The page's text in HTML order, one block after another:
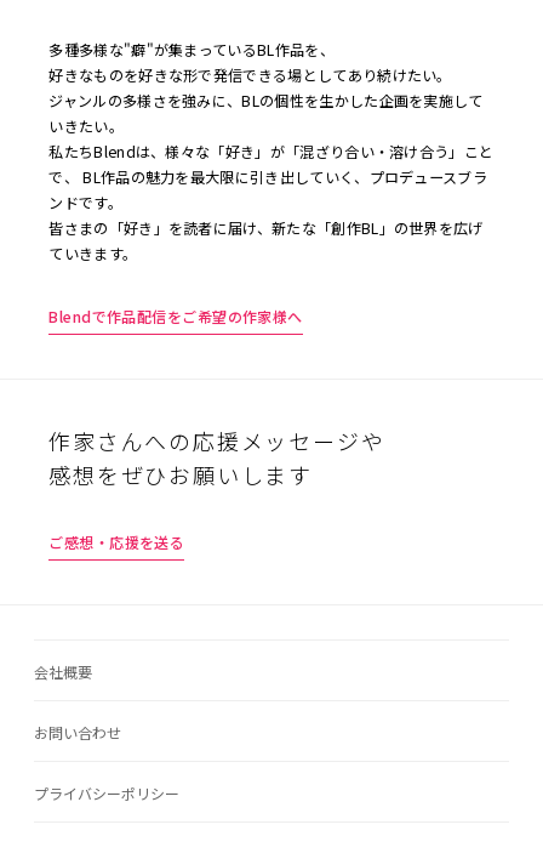
多種多様な"癖"が集まっているBL作品を、
好きなものを好きな形で発信できる場としてあり続けたい。
ジャンルの多様さを強みに、BLの個性を生かした企画を実施して
いきたい。
私たちBlendは、様々な「好き」が「混ざり合い・溶け合う」こと
で、 BL作品の魅力を最大限に引き出していく、プロデュースブラ
ンドです。
皆さまの「好き」を読者に届け、新たな「創作BL」の世界を広げ
ていきます。
Blendで作品配信をご希望の作家様へ
作家さんへの応援メッセージや
感想をぜひお願いします
ご感想・応援を送る
会社概要
お問い合わせ
プライバシーポリシー